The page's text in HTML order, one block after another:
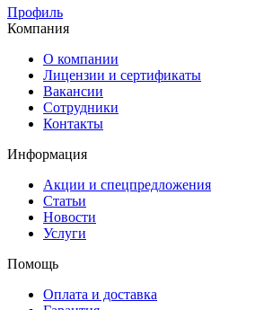
Профиль
Компания
О компании
Лицензии и сертификаты
Вакансии
Сотрудники
Контакты
Информация
Акции и спецпредложения
Статьи
Новости
Услуги
Помощь
Оплата и доставка